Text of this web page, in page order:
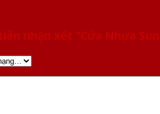
nhận xét “Cửa Nhựa